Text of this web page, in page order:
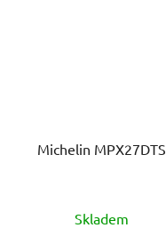
Michelin MPX27DTS
Skladem